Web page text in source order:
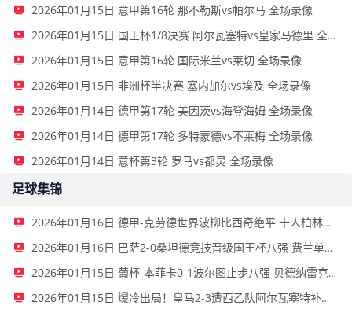
2026年01月15日 意甲第16轮 那不勒斯vs帕尔马 全场录像
2026年01月15日 国王杯1/8决赛 阿尔瓦塞特vs皇家马德里 全场录像
2026年01月15日 意甲第16轮 国际米兰vs莱切 全场录像
2026年01月15日 非洲杯半决赛 塞内加尔vs埃及 全场录像
2026年01月14日 德甲第17轮 美因茨vs海登海姆 全场录像
2026年01月14日 德甲第17轮 多特蒙德vs不莱梅 全场录像
2026年01月14日 意杯第3轮 罗马vs都灵 全场录像
足球集锦
2026年01月16日 德甲-克劳德世界波柳比西奇绝平 十人柏林联合1-1奥格斯堡
2026年01月16日 巴萨2-0桑坦德竞技晋级国王杯八强 费兰单刀球破门亚马尔建功
2026年01月15日 葡杯-本菲卡0-1波尔图止步八强 贝德纳雷克制胜帕夫利季斯失良机
2026年01月15日 爆冷出局！皇马2-3遭西乙队阿尔瓦塞特补时绝杀 无缘国王杯8强